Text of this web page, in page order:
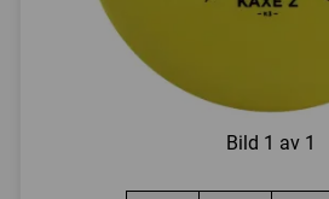
Bild 1 av 1